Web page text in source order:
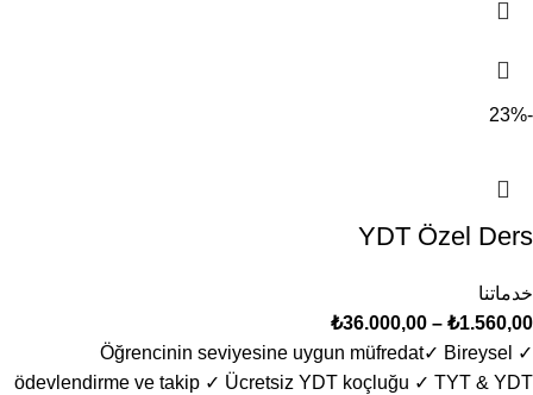
-23%
YDT Özel Ders
خدماتنا
₺1.560,00
–
₺36.000,00
✓ Öğrencinin seviyesine uygun müfredat​ ✓ Bireysel
ödevlendirme ve takip ✓ Ücretsiz YDT koçluğu ✓ TYT & YDT